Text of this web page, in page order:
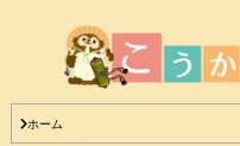
ホーム